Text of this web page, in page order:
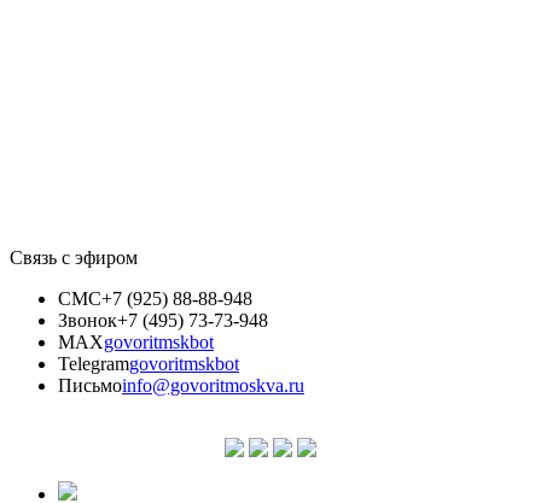
Связь с эфиром
СМС+7 (925) 88-88-948
Звонок+7 (495) 73-73-948
MAXgovoritmskbot
Telegramgovoritmskbot
Письмоinfo@govoritmoskva.ru